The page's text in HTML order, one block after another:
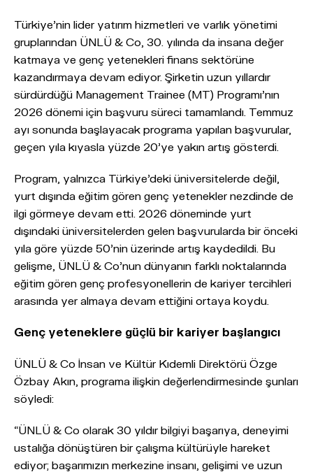
Türkiye'nin lider yatırım hizmetleri ve varlık yönetimi
gruplarından ÜNLÜ & Co, 30. yılında da insana değer
katmaya ve genç yetenekleri finans sektörüne
kazandırmaya devam ediyor. Şirketin uzun yıllardır
sürdürdüğü Management Trainee (MT) Programı’nın
2026 dönemi için başvuru süreci tamamlandı. Temmuz
ayı sonunda başlayacak programa yapılan başvurular,
geçen yıla kıyasla yüzde 20’ye yakın artış gösterdi.
Program, yalnızca Türkiye’deki üniversitelerde değil,
yurt dışında eğitim gören genç yetenekler nezdinde de
ilgi görmeye devam etti. 2026 döneminde yurt
dışındaki üniversitelerden gelen başvurularda bir önceki
yıla göre yüzde 50’nin üzerinde artış kaydedildi. Bu
gelişme, ÜNLÜ & Co’nun dünyanın farklı noktalarında
eğitim gören genç profesyonellerin de kariyer tercihleri
arasında yer almaya devam ettiğini ortaya koydu.
Genç yeteneklere güçlü bir kariyer başlangıcı
ÜNLÜ & Co İnsan ve Kültür Kıdemli Direktörü Özge
Özbay Akın, programa ilişkin değerlendirmesinde şunları
söyledi:
“ÜNLÜ & Co olarak 30 yıldır bilgiyi başarıya, deneyimi
ustalığa dönüştüren bir çalışma kültürüyle hareket
ediyor; başarımızın merkezine insanı, gelişimi ve uzun